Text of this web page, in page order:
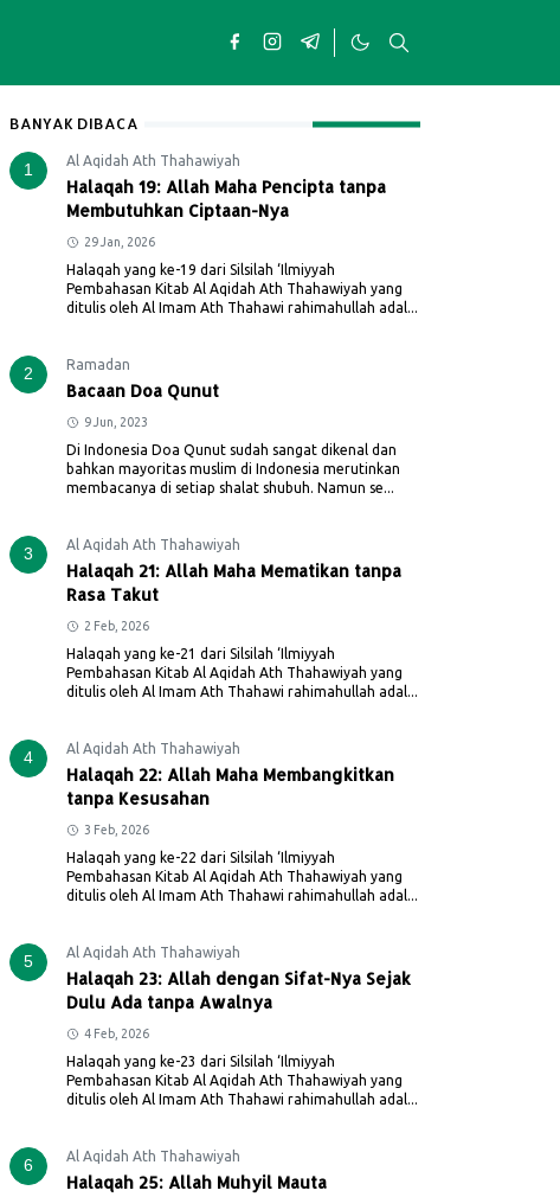
BANYAK DIBACA
1 Al Aqidah Ath Thahawiyah
Halaqah 19: Allah Maha Pencipta tanpa
Membutuhkan Ciptaan-Nya
29 Jan, 2026
Halaqah yang ke-19 dari Silsilah ‘Ilmiyyah
Pembahasan Kitab Al Aqidah Ath Thahawiyah yang
ditulis oleh Al Imam Ath Thahawi rahimahullah adal...
2 Ramadan
Bacaan Doa Qunut
9 Jun, 2023
Di Indonesia Doa Qunut sudah sangat dikenal dan
bahkan mayoritas muslim di Indonesia merutinkan
membacanya di setiap shalat shubuh. Namun se...
3 Al Aqidah Ath Thahawiyah
Halaqah 21: Allah Maha Mematikan tanpa
Rasa Takut
2 Feb, 2026
Halaqah yang ke-21 dari Silsilah ‘Ilmiyyah
Pembahasan Kitab Al Aqidah Ath Thahawiyah yang
ditulis oleh Al Imam Ath Thahawi rahimahullah adal...
4 Al Aqidah Ath Thahawiyah
Halaqah 22: Allah Maha Membangkitkan
tanpa Kesusahan
3 Feb, 2026
Halaqah yang ke-22 dari Silsilah ‘Ilmiyyah
Pembahasan Kitab Al Aqidah Ath Thahawiyah yang
ditulis oleh Al Imam Ath Thahawi rahimahullah adal...
5 Al Aqidah Ath Thahawiyah
Halaqah 23: Allah dengan Sifat-Nya Sejak
Dulu Ada tanpa Awalnya
4 Feb, 2026
Halaqah yang ke-23 dari Silsilah ‘Ilmiyyah
Pembahasan Kitab Al Aqidah Ath Thahawiyah yang
ditulis oleh Al Imam Ath Thahawi rahimahullah adal...
6 Al Aqidah Ath Thahawiyah
Halaqah 25: Allah Muhyil Mauta